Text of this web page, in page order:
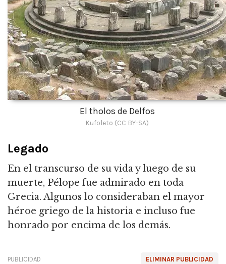
El tholos de Delfos
Kufoleto (CC BY-SA)
Legado
En el transcurso de su vida y luego de su
muerte, Pélope fue admirado en toda
Grecia. Algunos lo consideraban el mayor
héroe griego de la historia e incluso fue
honrado por encima de los demás.
ELIMINAR PUBLICIDAD
PUBLICIDAD